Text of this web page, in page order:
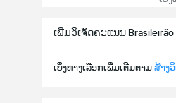
ເພີ່ມວິເຈັດຄະແນນ
ເບິ່ງທາງເລືອກເພີ່ມເຕີມຕາມ ສ້າງ